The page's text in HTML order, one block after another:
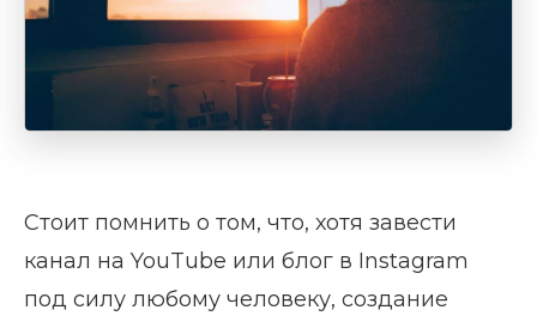
Стоит помнить о том, что, хотя завести
канал на YouTube или блог в Instagram
под силу любому человеку, создание